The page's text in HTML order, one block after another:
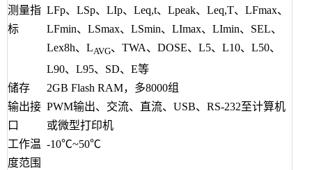
测量指
标
LFp、LSp、LIp、Leq,t、Lpeak、Leq,T、LFmax、
LFmin、LSmax、LSmin、LImax、LImin、SEL、
Lex8h、LAVG、TWA、DOSE、L5、L10、L50、
L90、L95、SD、E等
储存
2GB Flash RAM，多8000组
输出接
口
PWM输出、交流、直流、USB、RS-232至计算机
或微型打印机
工作温
度范围
-10℃~50℃